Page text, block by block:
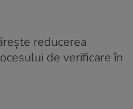
reducerea
de verificare în